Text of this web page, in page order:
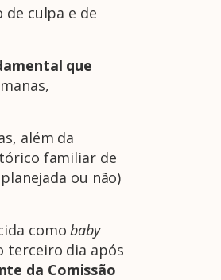
culpa e de
que
além da
familiar de
ou não)
comobaby
terceiro dia após
da Comissão